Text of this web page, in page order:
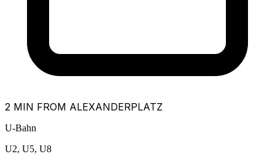
2 MIN FROM ALEXANDERPLATZ
U-Bahn
U2, U5, U8